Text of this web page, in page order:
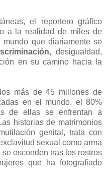
el reportero gráfico
a la realidad de miles de
que diariamente se
, desigualdad,
en su camino hacia la
más de 45 millones de
en el mundo, el 80%
de ellas se enfrentan a
historias de matrimonios
genital, trata con
sexual como arma
esconden tras los rostros
que ha fotografiado